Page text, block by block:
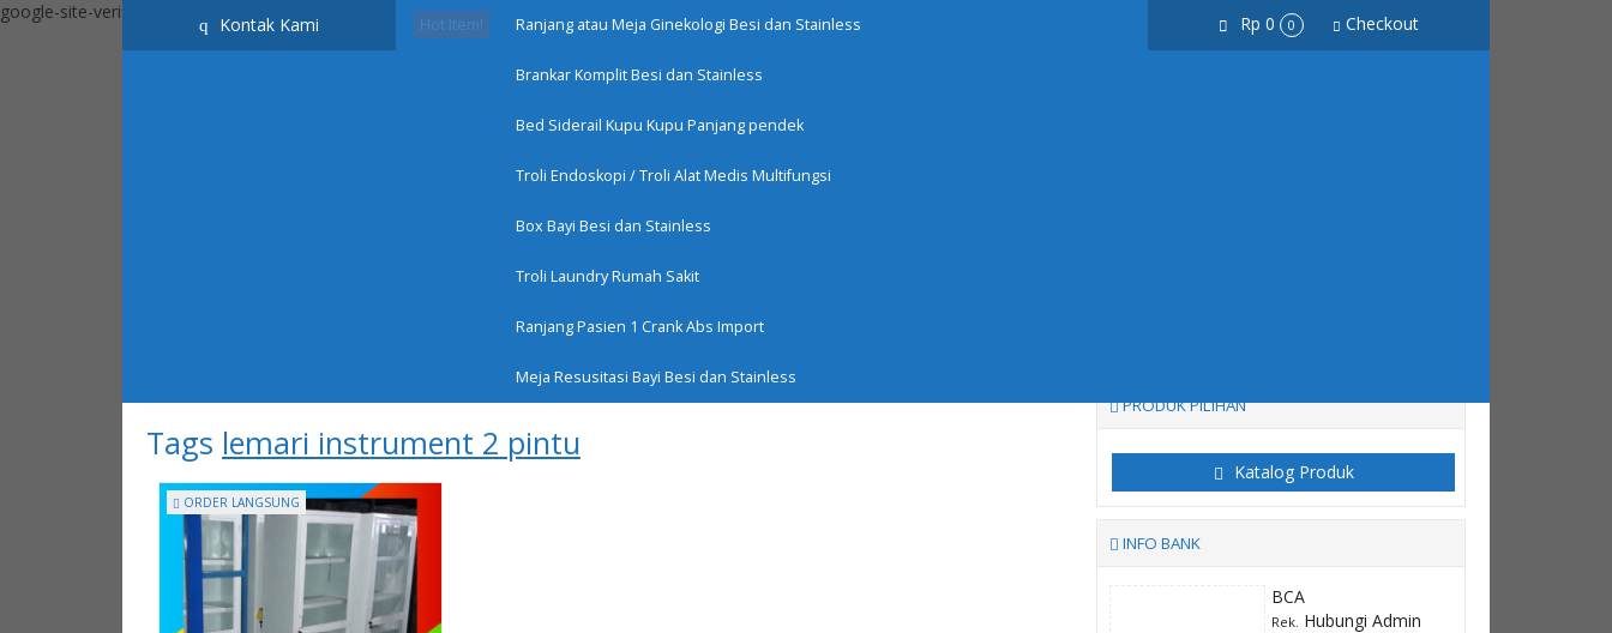
google-site-verification=_ByKEbGnuU0BE5636k9ziF71D8tEYXZhLnd-p7x6khM
q Kontak Kami Hot Item! Ranjang atau Meja Ginekologi Besi dan Stainless
Brankar Komplit Besi dan Stainless
Bed Siderail Kupu Kupu Panjang pendek
Troli Endoskopi / Troli Alat Medis Multifungsi
Box Bayi Besi dan Stainless
Troli Laundry Rumah Sakit
Ranjang Pasien 1 Crank Abs Import
Meja Resusitasi Bayi Besi dan Stainless
Rp 0 0 Checkout
Informasi dan Pemesanan bisa hubungi whatsapp - 0813 1616 0123
Tags lemari instrument 2 pintu
ORDER LANGSUNG
PRODUK PILIHAN
Katalog Produk
INFO BANK
BCA
Rek. Hubungi Admin